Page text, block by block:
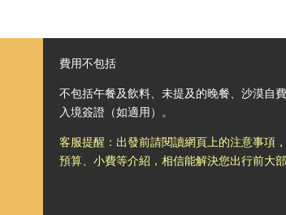
費用不包括
不包括午餐及飲料、未提及的晚餐、沙漠自
入境簽證（如適用）。
客服提醒：出發前請閱讀網頁上的注意事項
預算、小費等介紹，相信能解決您出行前大